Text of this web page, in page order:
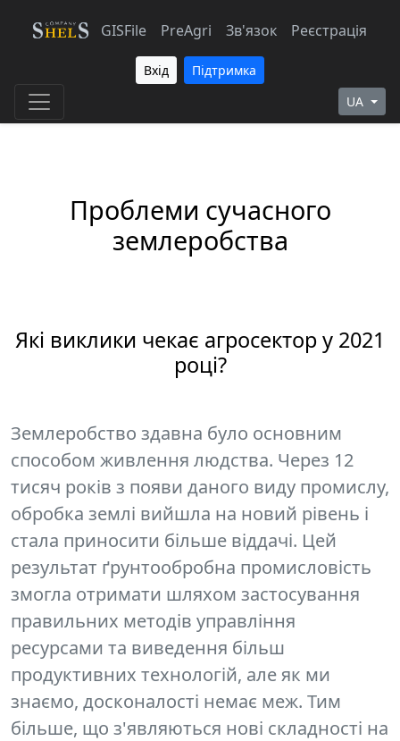
GISFile PreAgri Зв'язок Реєстрація
Вхід
Підтримка
UA
Проблеми сучасного
землеробства
Які виклики чекає агросектор у 2021
році?
Землеробство здавна було основним
способом живлення людства. Через 12
тисяч років з появи даного виду промислу,
обробка землі вийшла на новий рівень і
стала приносити більше віддачі. Цей
результат ґрунтообробна промисловість
змогла отримати шляхом застосування
правильних методів управління
ресурсами та виведення більш
продуктивних технологій, але як ми
знаємо, досконалості немає меж. Тим
більше, що з'являються нові складності на